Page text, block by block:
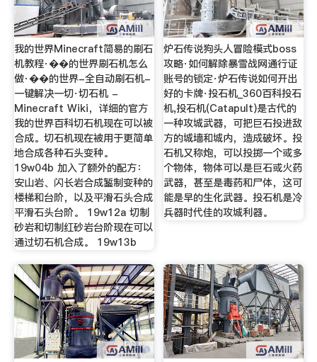
我的世界Minecraft简易的刷石
机教程·��的世界刷石机怎么
做·��的世界-全自动刷石机-
一键解决一切·切石机 -
Minecraft Wiki，详细的官方
我的世界百科切石机现在可以被
合成。切石机现在被用于更简单
地合成各种石头变种。
19w04b 加入了额外的配方：
安山岩、闪长岩合成錾制变种的
楼梯和台阶，以及平滑石头合成
平滑石头台阶。 19w12a 切制
砂岩和切制红砂岩台阶现在可以
通过切石机合成。 19w13b
炉石传说狗头人冒险模式boss
攻略·如何解除暴雪战网通行证
账号的锁定·炉石传说如何开出
好的卡牌·投石机_360百科投石
机,投石机(Catapult)是古代的
一种攻城武器，可把巨石投进敌
方的城墙和城内，造成破坏。投
石机又称炮，可以投掷一个或多
个物体，物体可以是巨石或火药
武器，甚至是毒药和尸体，这可
能是早的生化武器。投石机是冷
兵器时代佳的攻城利器。